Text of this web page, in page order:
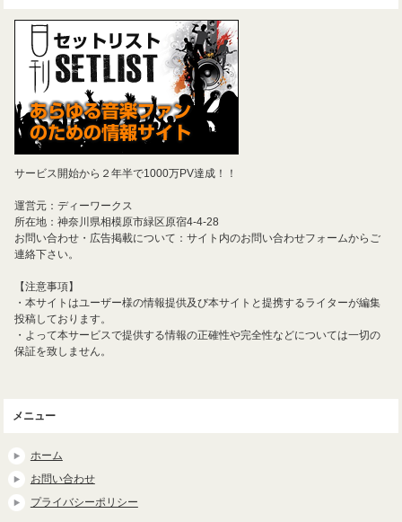
サービス開始から２年半で1000万PV達成！！
運営元：ディーワークス
所在地：神奈川県相模原市緑区原宿4-4-28
お問い合わせ・広告掲載について：サイト内のお問い合わせフォームからご
連絡下さい。
【注意事項】
・本サイトはユーザー様の情報提供及び本サイトと提携するライターが編集
投稿しております。
・よって本サービスで提供する情報の正確性や完全性などについては一切の
保証を致しません。
メニュー
ホーム
お問い合わせ
プライバシーポリシー